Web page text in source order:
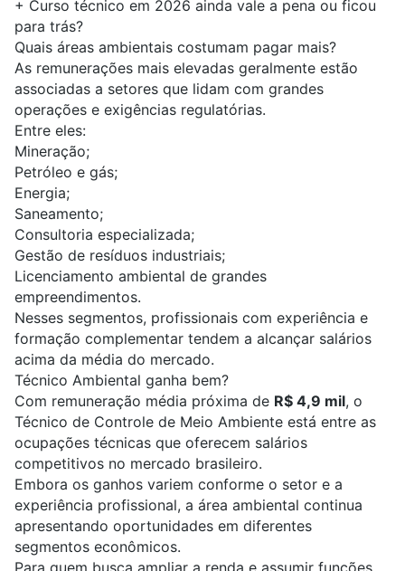
+ Curso técnico em 2026 ainda vale a pena ou ficou
para trás?
Quais áreas ambientais costumam pagar mais?
As remunerações mais elevadas geralmente estão
associadas a setores que lidam com grandes
operações e exigências regulatórias.
Entre eles:
Mineração;
Petróleo e gás;
Energia;
Saneamento;
Consultoria especializada;
Gestão de resíduos industriais;
Licenciamento ambiental de grandes
empreendimentos.
Nesses segmentos, profissionais com experiência e
formação complementar tendem a alcançar salários
acima da média do mercado.
Técnico Ambiental ganha bem?
Com remuneração média próxima de R$ 4,9 mil, o
Técnico de Controle de Meio Ambiente está entre as
ocupações técnicas que oferecem salários
competitivos no mercado brasileiro.
Embora os ganhos variem conforme o setor e a
experiência profissional, a área ambiental continua
apresentando oportunidades em diferentes
segmentos econômicos.